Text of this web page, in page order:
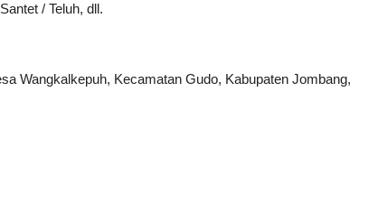
/ Teluh, dll.
Wangkalkepuh, Kecamatan Gudo, Kabupaten Jombang,